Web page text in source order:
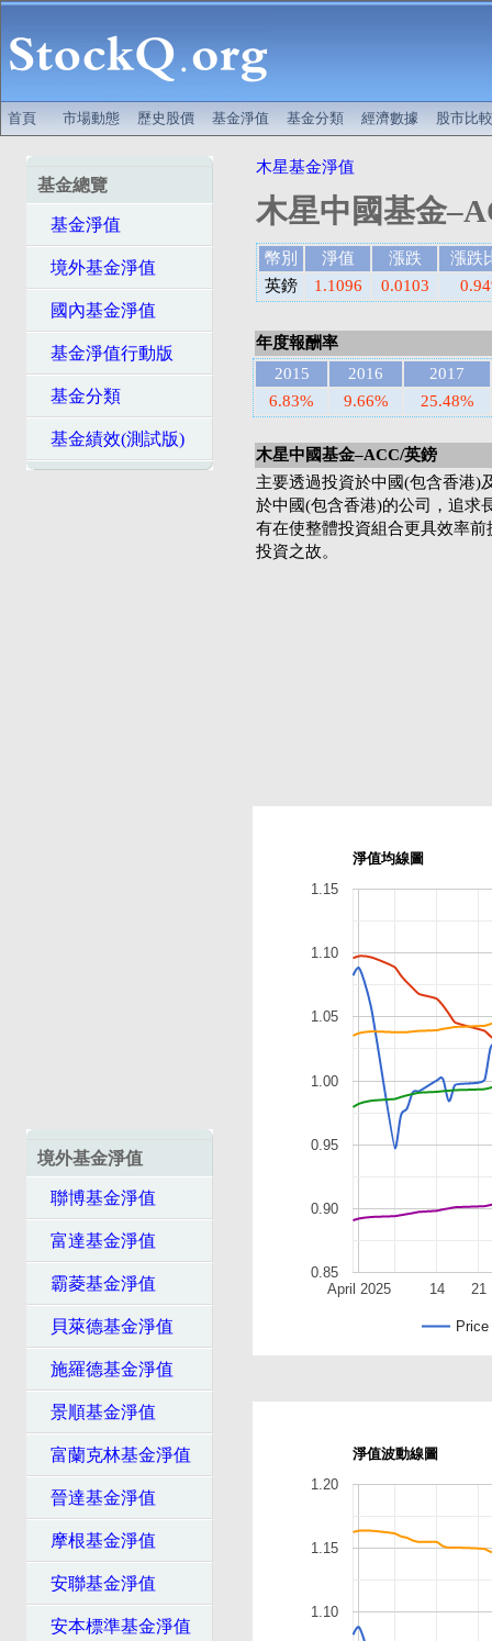
首頁 市場動態 歷史股價 基金淨值 基金分類 經濟數據 股市比較
基金總覽
基金淨值
境外基金淨值
國內基金淨值
基金淨值行動版
基金分類
基金績效(測試版)
境外基金淨值
聯博基金淨值
富達基金淨值
霸菱基金淨值
貝萊德基金淨值
施羅德基金淨值
景順基金淨值
富蘭克林基金淨值
晉達基金淨值
摩根基金淨值
安聯基金淨值
安本標準基金淨值
木星基金淨值
木星中國基金
幣別 淨值 漲跌
漲跌
英鎊
1.1096 0.0103
年度報酬率
2015
2016
2017
6.83%
9.66% 25.48%
木星中國基金–ACC/英鎊
主要透過投資於中國(包含香港)
於中國(包含香港)的公司，追求
有在使整體投資組合更具效率
投資之故。
淨值均線圖
Price
April 2025 14 21
0.85
0.90
0.95
1.00
1.05
1.10
1.15
淨值波動線圖
1.10
1.15
1.20